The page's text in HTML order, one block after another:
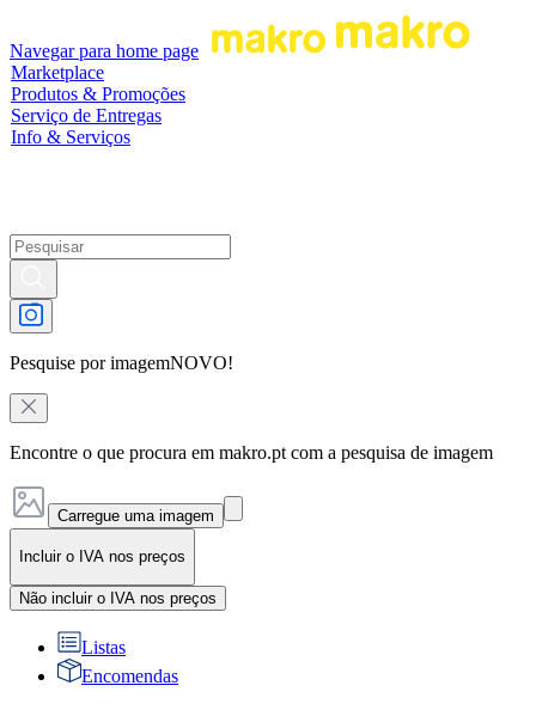
Navegar para home page
Marketplace
Produtos & Promoções
Serviço de Entregas
Info & Serviços
Pesquise por imagemNOVO!
Encontre o que procura em makro.pt com a pesquisa de imagem
Carregue uma imagem
Incluir o IVA nos preços
Não incluir o IVA nos preços
Listas
Encomendas